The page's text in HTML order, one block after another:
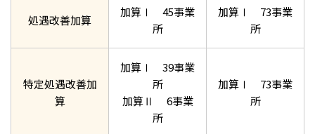
処遇改善加算
加算Ⅰ 45事業
所
加算Ⅰ 73事業
所
特定処遇改善加
算
加算Ⅰ 39事業
所
加算Ⅱ 6事業
所
加算Ⅰ 73事業
所